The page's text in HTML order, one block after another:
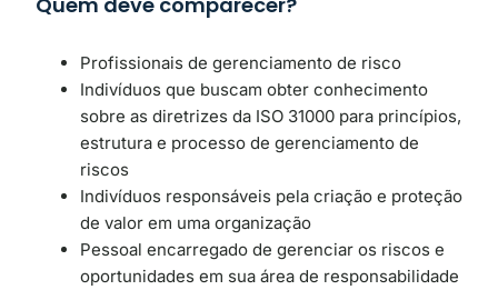
Profissionais de gerenciamento de risco
Indivíduos que buscam obter conhecimento
sobre as diretrizes da ISO 31000 para princípios,
estrutura e processo de gerenciamento de
riscos
Indivíduos responsáveis ​​pela criação e proteção
de valor em uma organização
Pessoal encarregado de gerenciar os riscos e
oportunidades em sua área de responsabilidade